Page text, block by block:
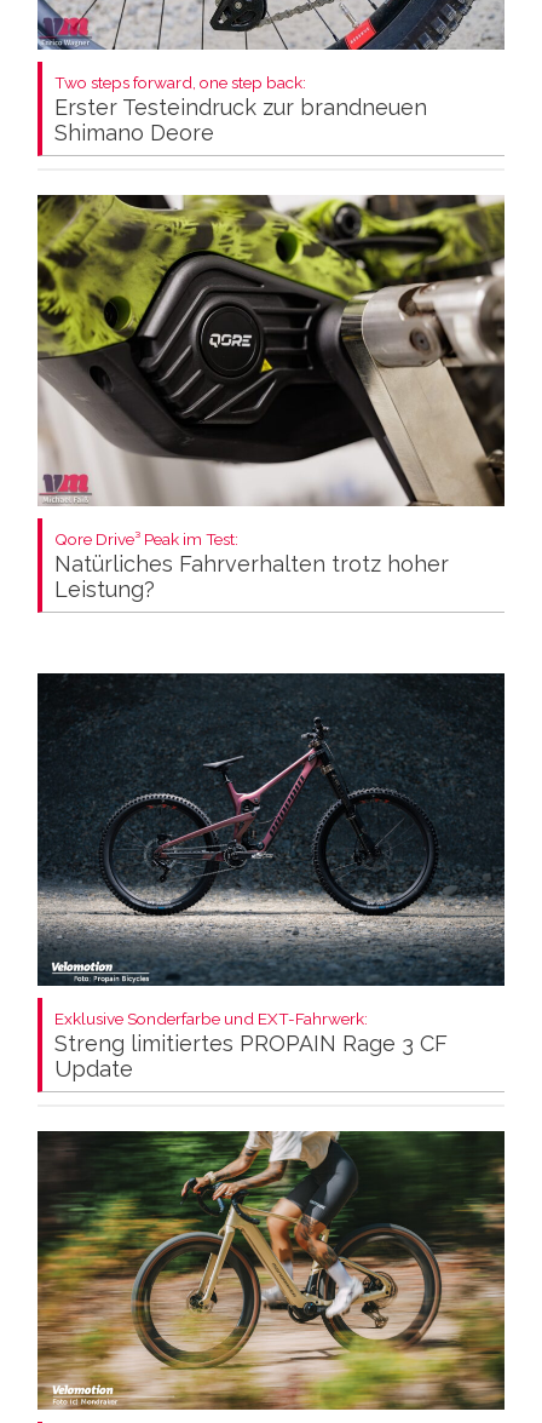
Two steps forward, one step back:
Erster Testeindruck zur brandneuen
Shimano Deore
Qore Drive³ Peak im Test:
Natürliches Fahrverhalten trotz hoher
Leistung?
Exklusive Sonderfarbe und EXT-Fahrwerk:
Streng limitiertes PROPAIN Rage 3 CF
Update